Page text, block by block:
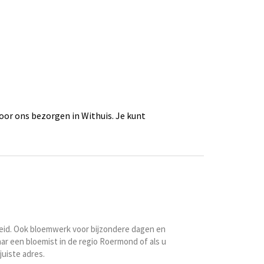
ons bezorgen in Withuis. Je kunt
Ook bloemwerk voor bijzondere dagen en
een bloemist in de regio Roermond of als u
adres.